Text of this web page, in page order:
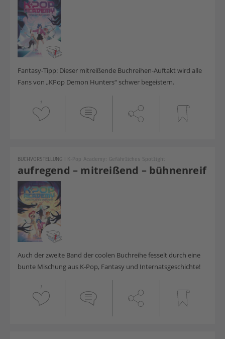
Fantasy-Tipp: Dieser mitreißende Buchreihen-Auftakt wird alle
Fans von „KPop Demon Hunters“ schwer begeistern.
1
aufregend – mitreißend – bühnenreif
BUCHVORSTELLUNG | K-Pop Academy: Gefährliches Spotlight
Auch der zweite Band der coolen Buchreihe fesselt durch eine
bunte Mischung aus K-Pop, Fantasy und Internatsgeschichte!
1